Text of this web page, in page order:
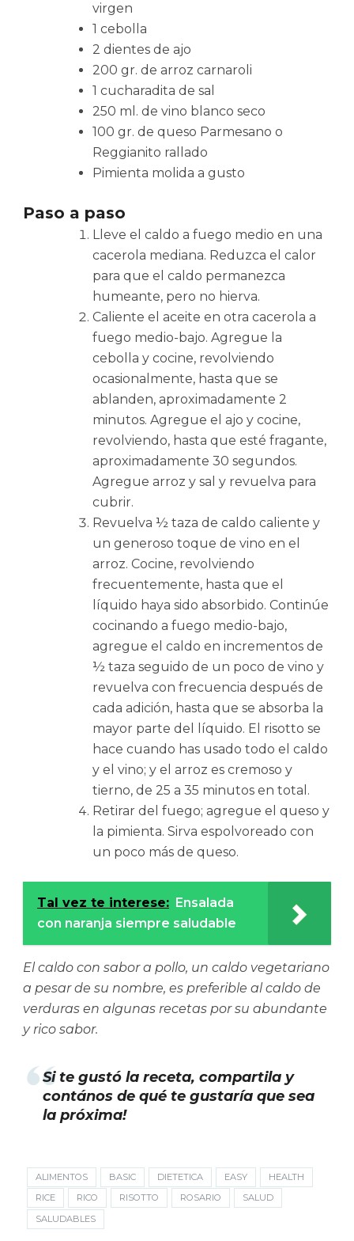
virgen
1 cebolla
2 dientes de ajo
200 gr. de arroz carnaroli
1 cucharadita de sal
250 ml. de vino blanco seco
100 gr. de queso Parmesano o
Reggianito rallado
Pimienta molida a gusto
Paso a paso
Lleve el caldo a fuego medio en una
cacerola mediana. Reduzca el calor
para que el caldo permanezca
humeante, pero no hierva.
Caliente el aceite en otra cacerola a
fuego medio-bajo. Agregue la
cebolla y cocine, revolviendo
ocasionalmente, hasta que se
ablanden, aproximadamente 2
minutos. Agregue el ajo y cocine,
revolviendo, hasta que esté fragante,
aproximadamente 30 segundos.
Agregue arroz y sal y revuelva para
cubrir.
Revuelva ½ taza de caldo caliente y
un generoso toque de vino en el
arroz. Cocine, revolviendo
frecuentemente, hasta que el
líquido haya sido absorbido. Continúe
cocinando a fuego medio-bajo,
agregue el caldo en incrementos de
½ taza seguido de un poco de vino y
revuelva con frecuencia después de
cada adición, hasta que se absorba la
mayor parte del líquido. El risotto se
hace cuando has usado todo el caldo
y el vino; y el arroz es cremoso y
tierno, de 25 a 35 minutos en total.
Retirar del fuego; agregue el queso y
la pimienta. Sirva espolvoreado con
un poco más de queso.
Tal vez te interese: Ensalada
con naranja siempre saludable
El caldo con sabor a pollo, un caldo vegetariano
a pesar de su nombre, es preferible al caldo de
verduras en algunas recetas por su abundante
y rico sabor.
Si te gustó la receta, compartila y
contános de qué te gustaría que sea
la próxima!
ALIMENTOS BASIC DIETETICA EASY
HEALTH
RICE
RICO RISOTTO ROSARIO
SALUD
SALUDABLES